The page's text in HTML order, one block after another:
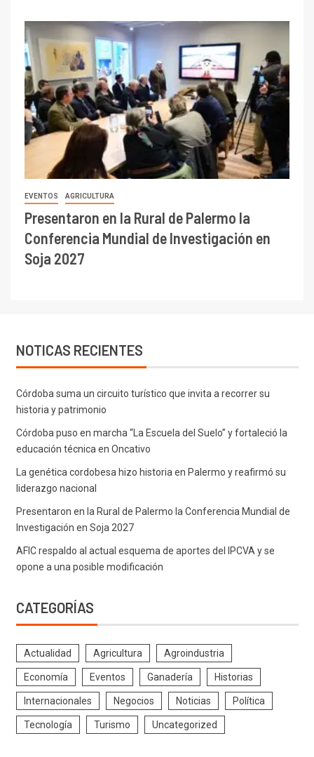
EVENTOS AGRICULTURA
Presentaron en la Rural de Palermo la
Conferencia Mundial de Investigación en
Soja 2027
NOTICAS RECIENTES
Córdoba suma un circuito turístico que invita a recorrer su
historia y patrimonio
Córdoba puso en marcha “La Escuela del Suelo” y fortaleció la
educación técnica en Oncativo
La genética cordobesa hizo historia en Palermo y reafirmó su
liderazgo nacional
Presentaron en la Rural de Palermo la Conferencia Mundial de
Investigación en Soja 2027
AFIC respaldo al actual esquema de aportes del IPCVA y se
opone a una posible modificación
CATEGORÍAS
Actualidad Agricultura Agroindustria
Economía Eventos Ganadería Historias
Internacionales Negocios Noticias Política
Tecnología Turismo Uncategorized